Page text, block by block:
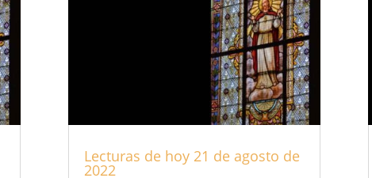
Lecturas de hoy 21 de agosto de
2022